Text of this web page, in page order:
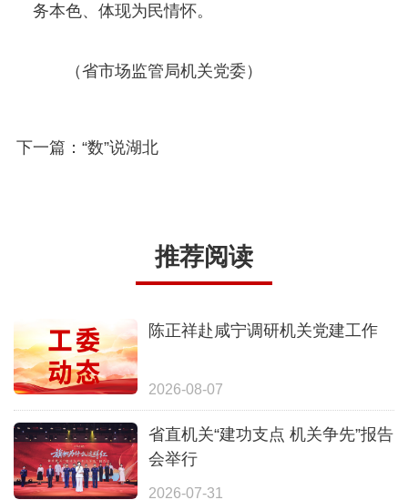
务本色、体现为民情怀。
（省市场监管局机关党委）
下一篇：“数”说湖北
推荐阅读
陈正祥赴咸宁调研机关党建工作
2026-08-07
省直机关“建功支点 机关争先”报告
会举行
2026-07-31